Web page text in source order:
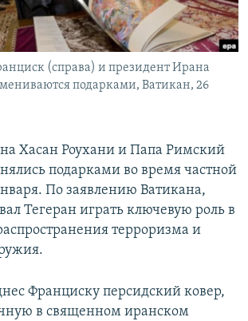
(справа) и президент Ирана
подарками, Ватикан, 26
Хасан Роухани и Папа Римский
подарками во время частной
По заявлению Ватикана,
Тегеран играть ключевую роль в
терроризма и
Франциску персидский ковер,
в священном иранском